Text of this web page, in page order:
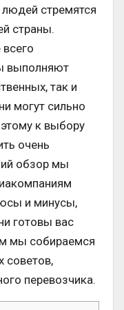
стремятся
страны.
выполняют
так и
могут сильно
к выбору
очень
обзор мы
и минусы,
готовы вас
мы собираемся
советов,
перевозчика.